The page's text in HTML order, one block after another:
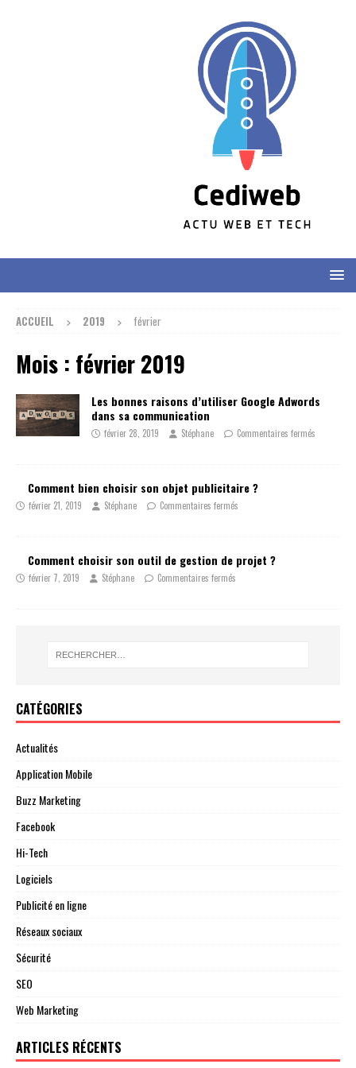
ACCUEIL 2019 février
Mois : février 2019
Les bonnes raisons d’utiliser Google Adwords
dans sa communication
février 28, 2019 Stéphane Commentaires fermés
Comment bien choisir son objet publicitaire ?
février 21, 2019 Stéphane Commentaires fermés
Comment choisir son outil de gestion de projet ?
février 7, 2019 Stéphane Commentaires fermés
CATÉGORIES
Actualités
Application Mobile
Buzz Marketing
Facebook
Hi-Tech
Logiciels
Publicité en ligne
Réseaux sociaux
Sécurité
SEO
Web Marketing
ARTICLES RÉCENTS